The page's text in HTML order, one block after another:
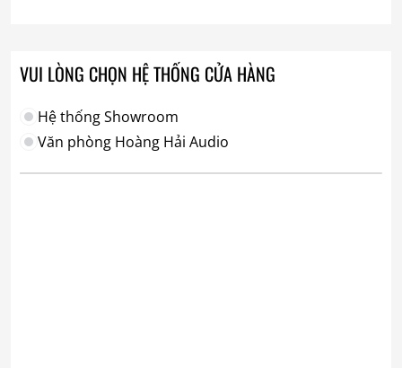
VUI LÒNG CHỌN HỆ THỐNG CỬA HÀNG
Hệ thống Showroom
Văn phòng Hoàng Hải Audio